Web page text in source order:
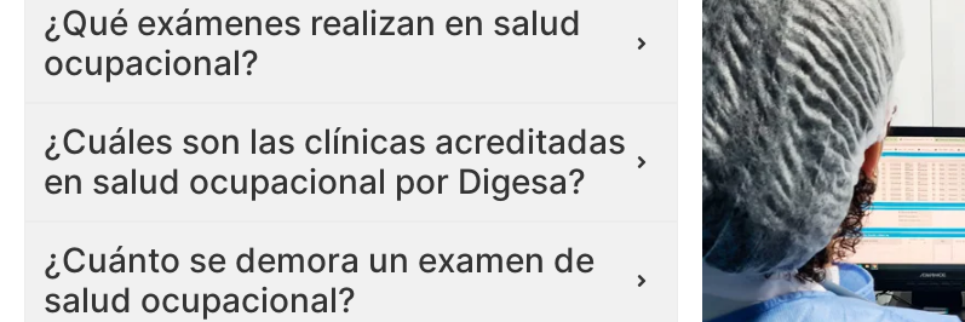
¿Qué exámenes realizan en salud
ocupacional?
¿Cuáles son las clínicas acreditadas
en salud ocupacional por Digesa?
¿Cuánto se demora un examen de
salud ocupacional?